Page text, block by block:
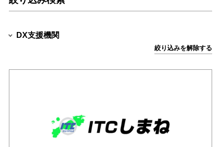
DX支援機関
絞り込みを解除する